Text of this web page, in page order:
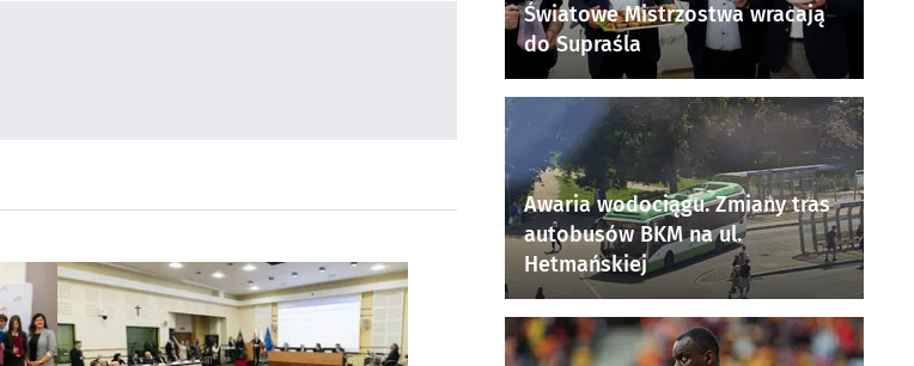
Światowe Mistrzostwa wracają
do Supraśla
Awaria wodociągu. Zmiany tras
autobusów BKM na ul.
Hetmańskiej